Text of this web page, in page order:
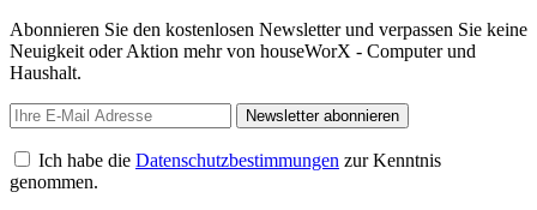
Abonnieren Sie den kostenlosen Newsletter und verpassen Sie keine
Neuigkeit oder Aktion mehr von houseWorX - Computer und
Haushalt.
Newsletter abonnieren
Ich habe die Datenschutzbestimmungen zur Kenntnis
genommen.